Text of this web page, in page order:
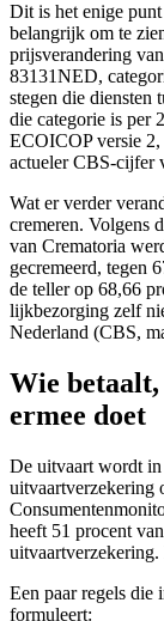
Dit is het enige
belangrijk om te
prijsverandering
83131NED,
stegen die diensten
die categorie is per
ECOICOP versie 2,
actueler CBS-cijfer
Wat er verder
cremeren. Volgens
van Crematoria
gecremeerd, tegen
de teller op 68,66
lijkbezorging zelf
Nederland (CBS,
Wie betaalt,
ermee doet
De uitvaart wordt in
uitvaartverzekering
heeft 51 procent
uitvaartverzekering.
Een paar regels die
formuleert: